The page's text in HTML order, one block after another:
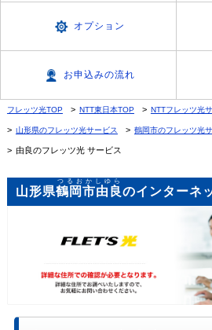
オプション
お申込みの流れ
フレッツ光TOP NTT東日本TOP NTTフレッツ光
山形県のフレッツ光サービス 鶴岡市のフレッツ光
由良のフレッツ光 サービス
山形県鶴岡市由良
つるおかしゆら
のインターネ